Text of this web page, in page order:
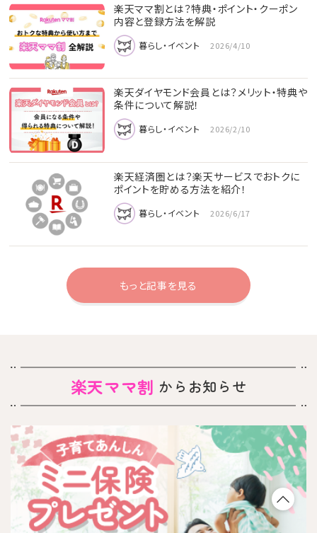
楽天ママ割とは？特典・ポイント・クーポン
内容と登録方法を解説
暮らし・イベント 2026/4/10
楽天ダイヤモンド会員とは？メリット・特典や
条件について解説！
暮らし・イベント 2026/2/10
楽天経済圏とは？楽天サービスでおトクに
ポイントを貯める方法を紹介！
暮らし・イベント 2026/6/17
もっと記事を見る
楽天ママ割 からお知らせ